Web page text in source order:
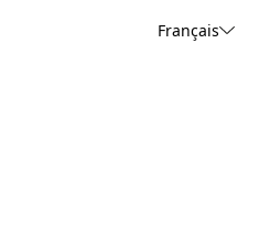
Français